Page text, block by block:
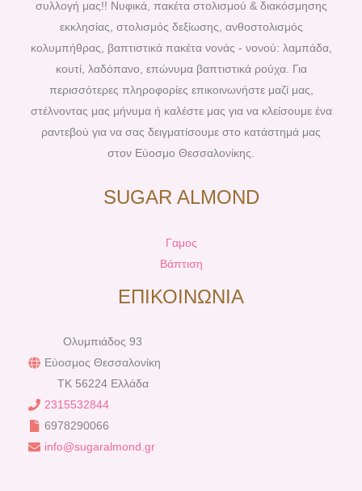
o
k
e
s
t
r
a
m
συλλογή μας!! Νυφικά, πακέτα στολισμού & διακόσμησης
εκκλησίας, στολισμός δεξίωσης, ανθοστολισμός
κολυμπήθρας, βαπτιστικά πακέτα νονάς - νονού: λαμπάδα,
κουτί, λαδόπανο, επώνυμα βαπτιστικά ρούχα. Για
περισσότερες πληροφορίες επικοινωνήστε μαζί μας,
στέλνοντας μας μήνυμα ή καλέστε μας για να κλείσουμε ένα
ραντεβού για να σας δειγματίσουμε στο κατάστημά μας
στον Εύοσμο Θεσσαλονίκης.
SUGAR ALMOND
Γαμος
Βάπτιση
ΕΠΙΚΟΙΝΩΝΙΑ
Ολυμπιάδος 93
Εύοσμος Θεσσαλονίκη
TK 56224 Ελλάδα
2315532844
6978290066
info@sugaralmond.gr